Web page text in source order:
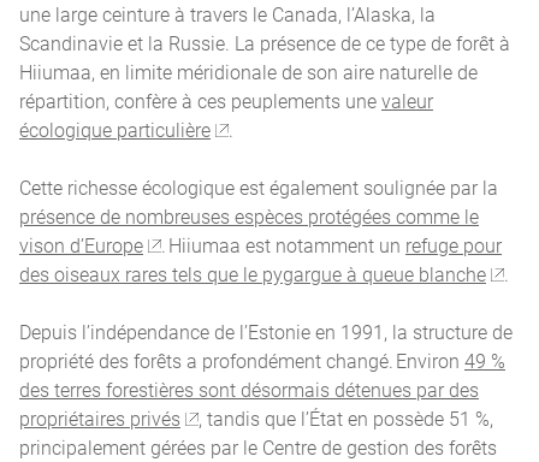
une large ceinture à travers le Canada, l’Alaska, la
Scandinavie et la Russie. La présence de ce type de forêt à
Hiiumaa, en limite méridionale de son aire naturelle de
répartition, confère à ces peuplements unevaleur
écologique particulière
.
Cette richesse écologique est également soulignée par la
présence de nombreuses espèces protégées comme le
vison d’Europe
. Hiiumaa est notamment un refuge pour
des oiseaux rares tels que le pygargue à queue blanche
.
Depuis l’indépendance de l’Estonie en 1991, la structure de
propriété des forêts a profondément changé. Environ 49 %
des terres forestières sont désormais détenues par des
propriétaires privés
, tandis que l’État en possède 51 %,
principalement gérées par le Centre de gestion des forêts